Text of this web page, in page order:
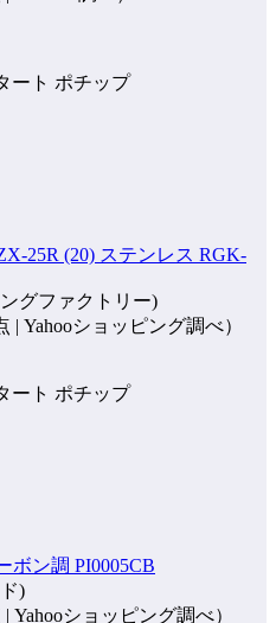
ポチップ
25R (20) ステンレス RGK-
グファクトリー)
| Yahooショッピング調べ）
ポチップ
ボン調 PI0005CB
)
| Yahooショッピング調べ）